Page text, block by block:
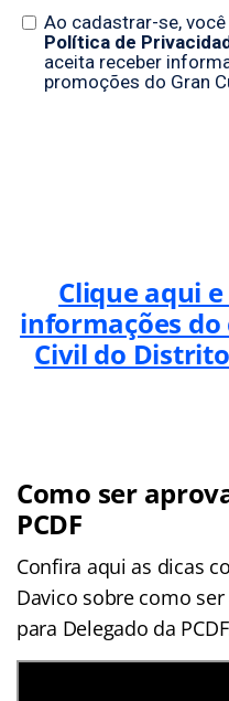
Clique aqui
informações do
Civil do
Como ser
PCDF
Confira aqui as dicas
Davico sobre como
para Delegado da